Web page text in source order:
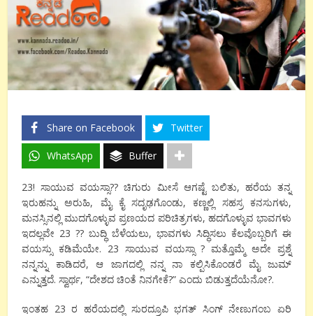
Share on Facebook Twitter
WhatsApp Buffer
23! ಸಾಯುವ ವಯಸ್ಸಾ?? ಚಿಗುರು ಮೀಸೆ ಆಗಷ್ಟೆ ಬಲಿತು, ಹರೆಯ ತನ್ನ
ಇರುಹನ್ನು ಅರುಹಿ, ಮೈ ಕೈ ಸದೃಢಗೊಂಡು, ಕಣ್ಣಲ್ಲಿ ಸಹಸ್ರ ಕನಸುಗಳು,
ಮನಸ್ಸಿನಲ್ಲಿ ಮುದಗೊಳ್ಳುವ ಪ್ರಣಯದ ಪರಿಚಿತ್ರಗಳು, ಹದಗೊಳ್ಳುವ ಭಾವಗಳು
ಇದಲ್ಲವೇ 23 ?? ಬುದ್ಧಿ ಬೆಳೆಯಲು, ಭಾವಗಳು ಸಿದ್ಧಿಸಲು ಕೆಲವೊಬ್ಬರಿಗೆ ಈ
ವಯಸ್ಸು ಕಡಿಮೆಯೇ. 23 ಸಾಯುವ ವಯಸ್ಸಾ ? ಮತ್ತೊಮ್ಮೆ ಅದೇ ಪ್ರಶ್ನೆ
ನನ್ನನ್ನು ಕಾಡಿದರೆ, ಆ ಜಾಗದಲ್ಲಿ ನನ್ನ ನಾ ಕಲ್ಪಿಸಿಕೊಂಡರೆ ಮೈ ಜುಮ್
ಎನ್ನುತ್ತದೆ. ಸ್ವಾರ್ಥ, “ದೇಶದ ಚಿಂತೆ ನಿನಗೇಕೆ?” ಎಂದು ಬಿಡುತ್ತದೆಯೆನೋ?.
ಇಂತಹ 23 ರ ಹರೆಯದಲ್ಲಿ ಸುರದ್ರೂಪಿ ಭಗತ್ ಸಿಂಗ್ ನೇಣುಗಂಬ ಏರಿ